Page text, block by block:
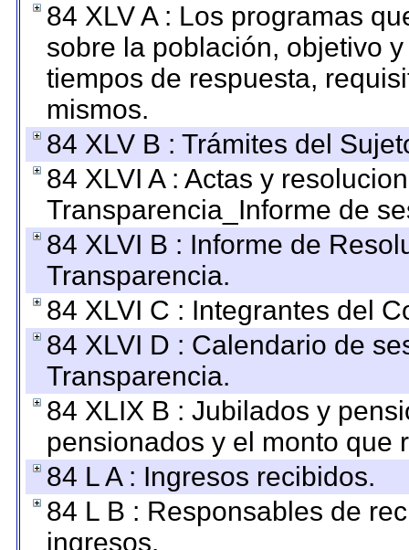
84 XLV A : Los programas
sobre la población, objetivo
tiempos de respuesta,
mismos.
84 XLV B : Trámites del
84 XLVI A : Actas y
Transparencia_Informe de
84 XLVI B : Informe de
Transparencia.
84 XLVI C : Integrantes del
84 XLVI D : Calendario de
Transparencia.
84 XLIX B : Jubilados y
pensionados y el monto que
84 L A : Ingresos recibidos.
84 L B : Responsables de
ingresos.